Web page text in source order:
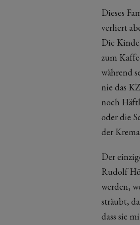
Dieses
verliert
Die
zum
während
nie das
noch
oder die
der
Der
Rudolf
werden,
sträubt,
dass sie